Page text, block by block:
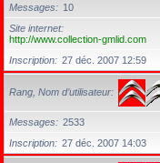
Messages
10
Site internet
http://www.collection-gmlid.com
Inscription
27 déc. 2007 12:59
Rang, Nom d’utilisateur
Messages
2533
Inscription
27 déc. 2007 14:03